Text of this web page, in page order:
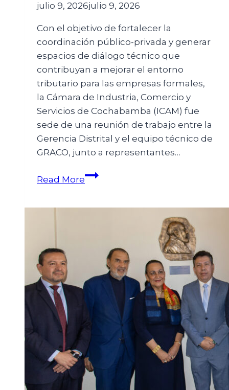
julio 9, 2026julio 9, 2026
Con el objetivo de fortalecer la
coordinación público-privada y generar
espacios de diálogo técnico que
contribuyan a mejorar el entorno
tributario para las empresas formales,
la Cámara de Industria, Comercio y
Servicios de Cochabamba (ICAM) fue
sede de una reunión de trabajo entre la
Gerencia Distrital y el equipo técnico de
GRACO, junto a representantes…
Read More